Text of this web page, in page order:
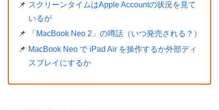
スクリーンタイムはApple Accountの状況を見て
いるが
「MacBook Neo 2」の噂話（いつ発売される？）
MacBook Neo で iPad Air を操作するか外部ディ
スプレイにするか